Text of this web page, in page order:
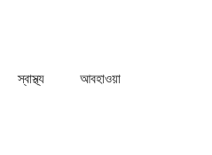
⁠⁠স্বাস্থ্য ⁠⁠আবহাওয়া